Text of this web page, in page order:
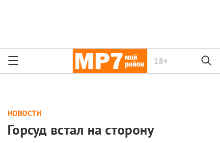
18+
НОВОСТИ
Горсуд встал на сторону